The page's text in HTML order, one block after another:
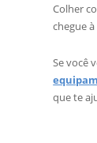
Colher
chegue
Se você
que te